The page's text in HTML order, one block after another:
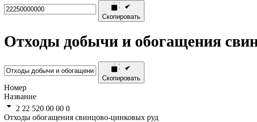
Скопировать
Отходы добычи и обогащения
Скопировать
Номер
Название
2 22 520 00 00 0
Отходы обогащения свинцово-цинковых руд